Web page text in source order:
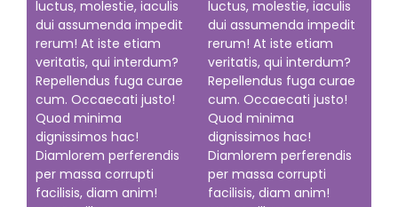
luctus, molestie, iaculis
dui assumenda impedit
rerum! At iste etiam
veritatis, qui interdum?
Repellendus fuga curae
cum. Occaecati justo!
Quod minima
dignissimos hac!
Diamlorem perferendis
per massa corrupti
facilisis, diam anim!
luctus, molestie, iaculis
dui assumenda impedit
rerum! At iste etiam
veritatis, qui interdum?
Repellendus fuga curae
cum. Occaecati justo!
Quod minima
dignissimos hac!
Diamlorem perferendis
per massa corrupti
facilisis, diam anim!